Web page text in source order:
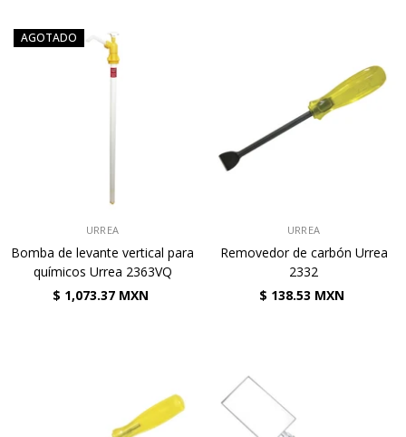
AGOTADO
URREA
Bomba de levante vertical para
químicos Urrea 2363VQ
$ 1,073.37 MXN
URREA
Removedor de carbón Urrea
2332
$ 138.53 MXN